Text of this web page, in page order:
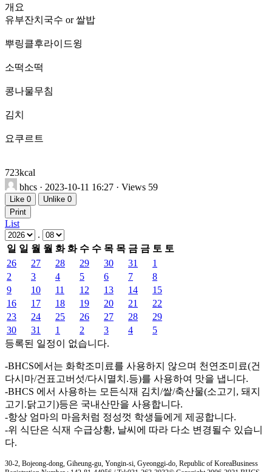
개요
유부잔치국수 or 쌀밥
뿌링클후라이드윙
소떡소떡
콩나물무침
김치
요쿠르트
723kcal
bhcs · 2023-10-11 16:27 · Views 59
Like 0 Unlike 0
Print
List
.
일 일 월 월 화 화 수 수 목 목 금 금 토 토
26
27 28 29 30 31
1
2
3 4 5 6 7
8
9
10 11 12 13 14
15
16
17 18 19 20 21
22
23
24 25 26 27 28
29
30
31 1 2 3 4
5
등록된 일정이 없습니다.
-BHCS에서는 화학조미료를 사용하지 않으며 천연조미료(건
다시마/건표고버섯/다시멸치.등)를 사용하여 맛을 냅니다.
-BHCS 에서 사용하는 모든식재 김치/쌀/축산물(소고기, 돼지
고기.닭고기)등은 국내산만을 사용합니다.
-항상 엄마의 마음처럼 정성껏 학생들에게 제공합니다.
-위 식단은 식재 수급상황, 날씨에 따라 다소 변경될수 있습니
다.
30-2, Bojeong-dong, Giheung-gu, Yongin-si, Gyeonggi-do, Republic of KoreaBusiness